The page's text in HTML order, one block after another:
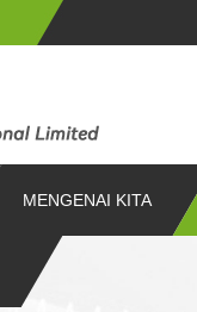
MENGENAI KITA